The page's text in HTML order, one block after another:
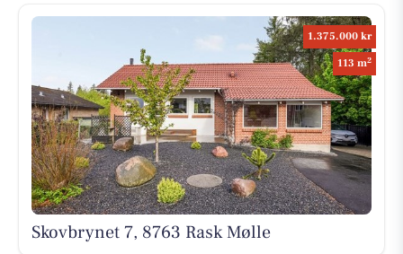
1.375.000 kr
113 m2
Skovbrynet 7, 8763 Rask Mølle